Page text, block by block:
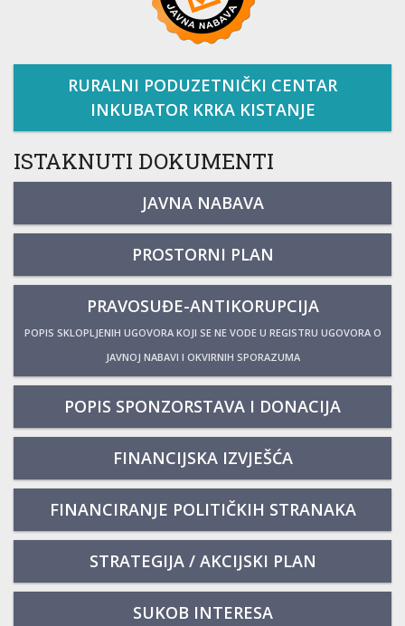
RURALNI PODUZETNIČKI CENTAR
INKUBATOR KRKA KISTANJE
ISTAKNUTI DOKUMENTI
JAVNA NABAVA
PROSTORNI PLAN
PRAVOSUĐE-ANTIKORUPCIJA
POPIS SKLOPLJENIH UGOVORA KOJI SE NE VODE U REGISTRU UGOVORA O
JAVNOJ NABAVI I OKVIRNIH SPORAZUMA
POPIS SPONZORSTAVA I DONACIJA
FINANCIJSKA IZVJEŠĆA
FINANCIRANJE POLITIČKIH STRANAKA
STRATEGIJA / AKCIJSKI PLAN
SUKOB INTERESA